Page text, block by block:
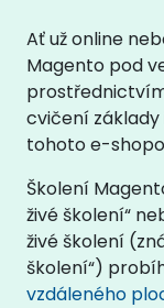
Ať už online
Magento pod
cvičení
tohoto e-
Školení
živé školení“
živé školení
školení“)
vzdáleného